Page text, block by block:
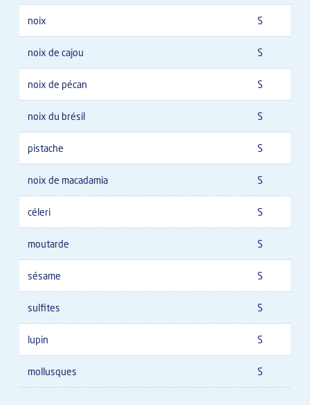
noix S
noix de cajou S
noix de pécan S
noix du brésil S
pistache S
noix de macadamia S
céleri S
moutarde S
sésame S
sulfites S
lupin S
mollusques S